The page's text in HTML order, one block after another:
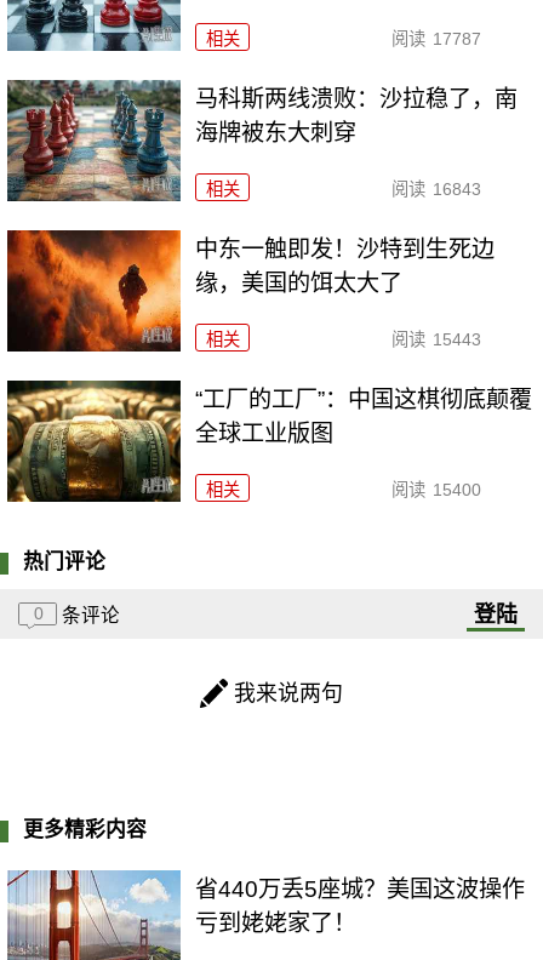
相关 阅读 17787
马科斯两线溃败：沙拉稳了，南
海牌被东大刺穿
相关 阅读 16843
中东一触即发！沙特到生死边
缘，美国的饵太大了
相关 阅读 15443
“工厂的工厂”：中国这棋彻底颠覆
全球工业版图
相关 阅读 15400
热门评论
0 条评论 登陆
我来说两句
更多精彩内容
省440万丢5座城？美国这波操作
亏到姥姥家了！